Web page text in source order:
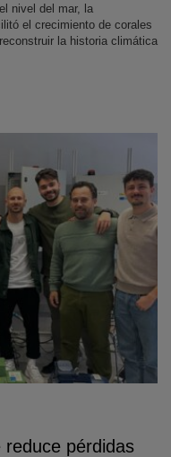
nivel del mar, la
el crecimiento de corales
la historia climática
reduce pérdidas